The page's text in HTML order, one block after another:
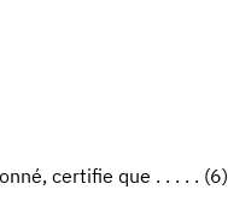
certifie que . . . . . (6)